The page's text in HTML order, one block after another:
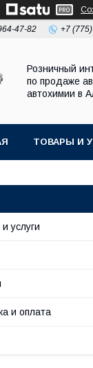
47-82 +7
Розничный
по продаже
автохимии в
ТОВАРЫ И
услуги
и оплата